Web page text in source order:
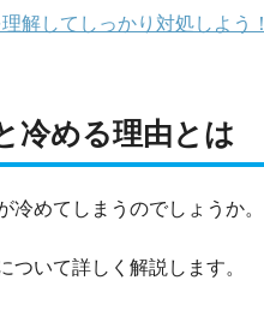
解してしっかり対処しよう！
冷める理由とは
めてしまうのでしょうか。
ついて詳しく解説します。